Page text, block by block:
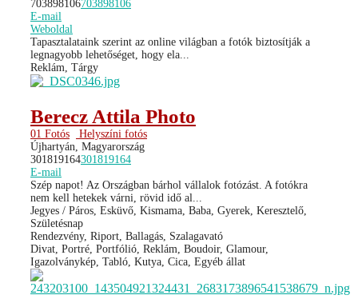
703898106703898106
E-mail
Weboldal
Tapasztalataink szerint az online világban a fotók biztosítják a
legnagyobb lehetőséget, hogy ela...
Reklám, Tárgy
Berecz Attila Photo
01 Fotós
Helyszíni fotós
Újhartyán, Magyarország
301819164301819164
E-mail
Szép napot! Az Országban bárhol vállalok fotózást. A fotókra
nem kell hetekek várni, rövid idő al...
Jegyes / Páros, Esküvő, Kismama, Baba, Gyerek, Keresztelő,
Születésnap
Rendezvény, Riport, Ballagás, Szalagavató
Divat, Portré, Portfólió, Reklám, Boudoir, Glamour,
Igazolványkép, Tabló, Kutya, Cica, Egyéb állat